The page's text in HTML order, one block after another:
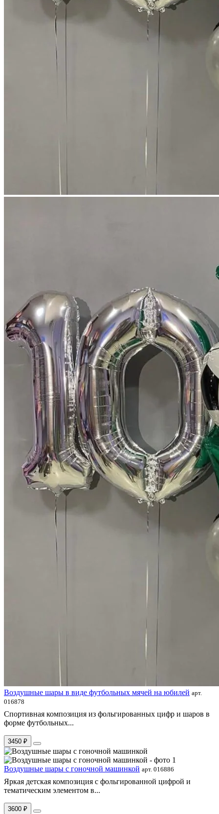
Воздушные шары в виде футбольных мячей на юбилей арт.
016878
Спортивная композиция из фольгированных цифр и шаров в
форме футбольных...
3450 ₽
Воздушные шары с гоночной машинкой арт. 016886
Яркая детская композиция с фольгированной цифрой и
тематическим элементом в...
3600 ₽